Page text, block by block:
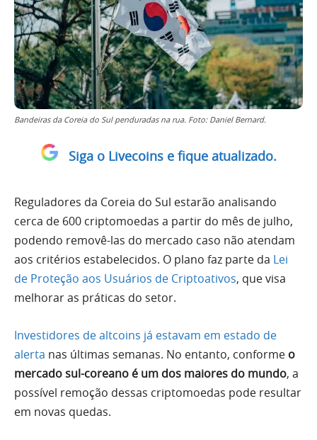
Bandeiras da Coreia do Sul penduradas na rua. Foto: Daniel Bernard.
Siga o Livecoins e fique atualizado.
Reguladores da Coreia do Sul estarão analisando
cerca de 600 criptomoedas a partir do mês de julho,
podendo removê-las do mercado caso não atendam
aos critérios estabelecidos. O plano faz parte da Lei
de Proteção aos Usuários de Criptoativos, que visa
melhorar as práticas do setor.
Investidores de altcoins já estavam em estado de
alerta nas últimas semanas. No entanto, conforme o
mercado sul-coreano é um dos maiores do mundo, a
possível remoção dessas criptomoedas pode resultar
em novas quedas.